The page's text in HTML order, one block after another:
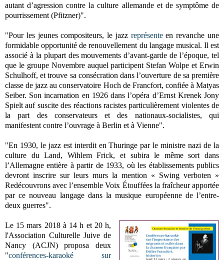
autant d’agression contre la culture allemande et de symptôme de
pourrissement (Pfitzner)".
"Pour les jeunes compositeurs, le jazz représenteen revanche une
formidable opportunité de renouvellement du langage musical. Il est
associé à la plupart des mouvements d’avant-garde de l’époque, tel
que le groupe Novembre auquel participent Stefan Wolpe et Erwin
Schulhoff, et trouve sa consécration dans l’ouverture de sa première
classe de jazz au conservatoire Hoch de Francfort, confiée à Matyas
Seiber. Son incarnation en 1926 dans l’opéra d’Ernst Krenek Jony
Spielt auf suscite des réactions racistes particulièrement violentes de
la part des conservateurs et des nationaux-socialistes, qui
manifestent contre l’ouvrage à Berlin et à Vienne".
"En 1930, le jazz est interdit en Thuringe par le ministre nazi de la
culture du Land, Wihlem Frick, et subira le même sort dans
l’Allemagne entière à partir de 1933, où les établissements publics
devront inscrire sur leurs murs la mention « Swing verboten »
Redécouvrons avec l’ensemble Voix Étouffées la fraîcheur apportée
par ce nouveau langage dans la musique européenne de l’entre-
deux guerres".
Le 15 mars 2018 à 14 h et 20 h,
l'Association Culturelle Juive de
Nancy (ACJN) proposa deux
"conférences-karaoké sur